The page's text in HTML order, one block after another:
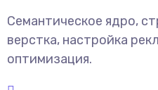
Семантическое ядро,
верстка, настройка
оптимизация.